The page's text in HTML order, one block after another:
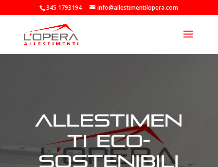
345 1793194 info@allestimentilopera.com
allestimen
ti eco-
sostenibili